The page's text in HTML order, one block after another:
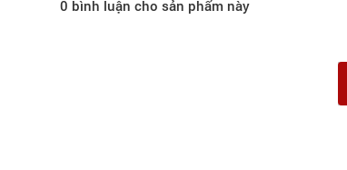
0 bình luận cho sản phẩm này